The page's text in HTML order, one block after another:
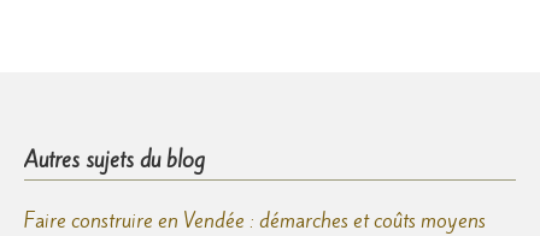
Autres sujets du blog
Faire construire en Vendée : démarches et coûts moyens